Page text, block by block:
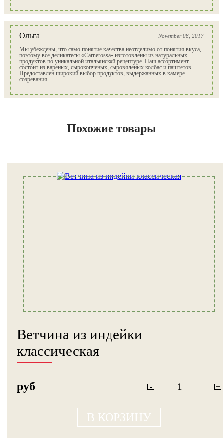
Ольга November 08, 2017
Мы убеждены, что само понятие качества неотделимо от понятия вкуса,
поэтому все деликатесы «Carnerossa» изготовлены из натуральных
продуктов по уникальной итальянской рецептуре. Наш ассортимент
состоит из вареных, сырокопченых, сыровяленых колбас и паштетов.
Предоставлен широкий выбор продуктов, выдержанных в камере
созревания.
Похожие товары
Ветчина из индейки
классическая
руб - +
В КОРЗИНУ